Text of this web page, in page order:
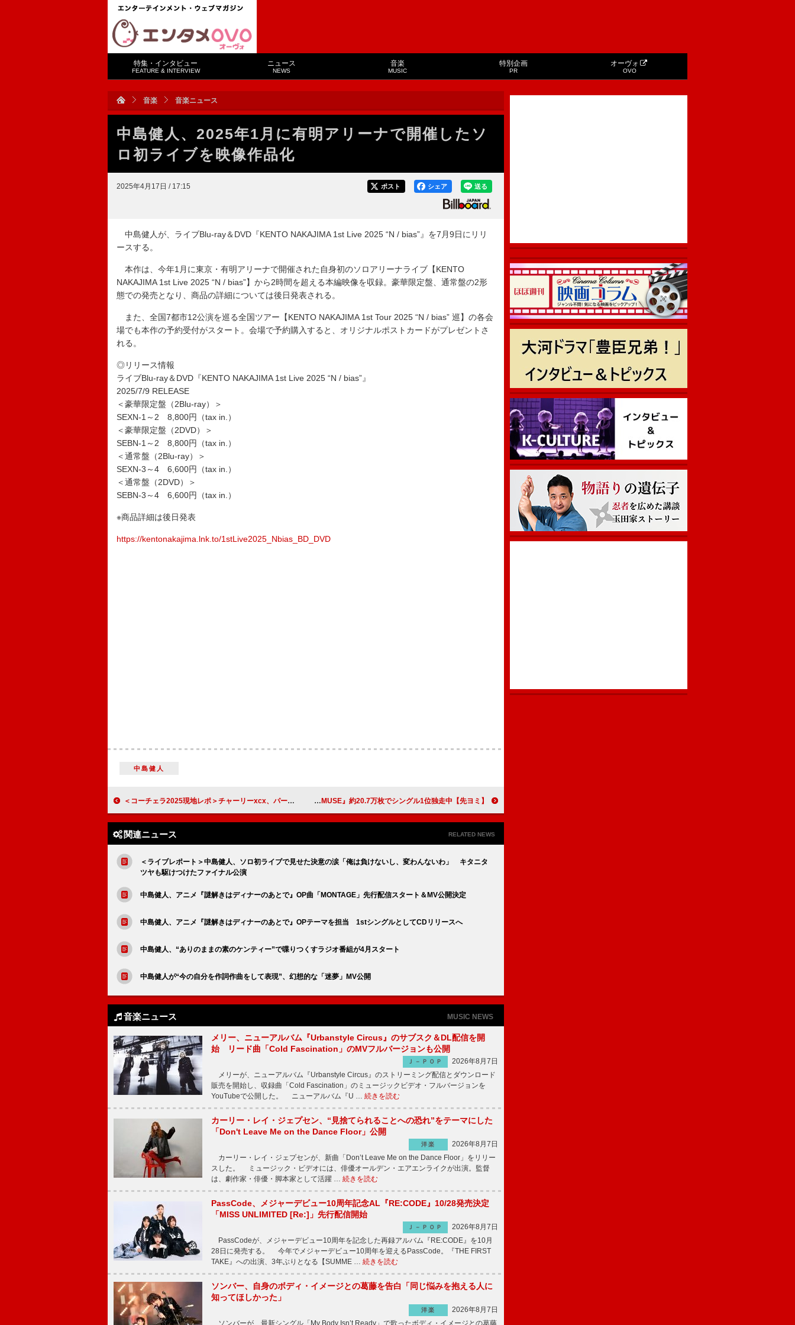
特集・インタビュー
FEATURE & INTERVIEW
ニュース
NEWS
音楽
MUSIC
特別企画
PR
オーヴォ
OVO
音楽 音楽ニュース
中島健人、2025年1月に有明アリーナで開催したソ
ロ初ライブを映像作品化
2025年4月17日 / 17:15 送る
シェア
ポスト
中島健人が、ライブBlu-ray＆DVD『KENTO NAKAJIMA 1st Live 2025 “N / bias”』を7月9日にリリ
ースする。
本作は、今年1月に東京・有明アリーナで開催された自身初のソロアリーナライブ【KENTO
NAKAJIMA 1st Live 2025 “N / bias”】から2時間を超える本編映像を収録。豪華限定盤、通常盤の2形
態での発売となり、商品の詳細については後日発表される。
また、全国7都市12公演を巡る全国ツアー【KENTO NAKAJIMA 1st Tour 2025 “N / bias” 巡】の各会
場でも本作の予約受付がスタート。会場で予約購入すると、オリジナルポストカードがプレゼントさ
れる。
◎リリース情報
ライブBlu-ray＆DVD『KENTO NAKAJIMA 1st Live 2025 “N / bias”』
2025/7/9 RELEASE
＜豪華限定盤（2Blu-ray）＞
SEXN-1～2 8,800円（tax in.）
＜豪華限定盤（2DVD）＞
SEBN-1～2 8,800円（tax in.）
＜通常盤（2Blu-ray）＞
SEXN-3～4 6,600円（tax in.）
＜通常盤（2DVD）＞
SEBN-3～4 6,600円（tax in.）
※商品詳細は後日発表
https://kentonakajima.lnk.to/1stLive2025_Nbias_BD_DVD
中島健人
＜コーチェラ2025現地レポ＞チャーリーxcx、パーティー・ガール全開な完全燃焼の50分 【先ヨミ】ME:I『MUSE』約20.7万枚でシングル1位独走中
関連ニュース RELATED NEWS
＜ライブレポート＞中島健人、ソロ初ライブで見せた決意の涙「俺は負けないし、変わんないわ」 キタニタ
ツヤも駆けつけたファイナル公演
中島健人、アニメ『謎解きはディナーのあとで』OP曲「MONTAGE」先行配信スタート＆MV公開決定
中島健人、アニメ『謎解きはディナーのあとで』OPテーマを担当 1stシングルとしてCDリリースへ
中島健人、“ありのままの素のケンティー”で喋りつくすラジオ番組が4月スタート
中島健人が“今の自分を作詞作曲をして表現”、幻想的な「迷夢」MV公開
音楽ニュース MUSIC NEWS
メリー、ニューアルバム『Urbanstyle Circus』のサブスク＆DL配信を開
始 リード曲「Cold Fascination」のMVフルバージョンも公開
Ｊ－ＰＯＰ
2026年8月7日
メリーが、ニューアルバム『Urbanstyle Circus』のストリーミング配信とダウンロード
販売を開始し、収録曲「Cold Fascination」のミュージックビデオ・フルバージョンを
YouTubeで公開した。 ニューアルバム『U … 続きを読む
カーリー・レイ・ジェプセン、“見捨てられることへの恐れ”をテーマにした
「Don't Leave Me on the Dance Floor」公開
洋楽
2026年8月7日
カーリー・レイ・ジェプセンが、新曲「Don’t Leave Me on the Dance Floor」をリリー
スした。 ミュージック・ビデオには、俳優オールデン・エアエンライクが出演。監督
は、劇作家・俳優・脚本家として活躍 … 続きを読む
PassCode、メジャーデビュー10周年記念AL『RE:CODE』10/28発売決定
「MISS UNLIMITED [Re:]」先行配信開始
Ｊ－ＰＯＰ
2026年8月7日
PassCodeが、メジャーデビュー10周年を記念した再録アルバム『RE:CODE』を10月
28日に発売する。 今年でメジャーデビュー10周年を迎えるPassCode。『THE FIRST
TAKE』への出演、3年ぶりとなる【SUMME … 続きを読む
ソンバー、自身のボディ・イメージとの葛藤を告白「同じ悩みを抱える人に
知ってほしかった」
洋楽
2026年8月7日
ソンバーが、最新シングル「My Body Isn’t Ready」で歌ったボディ・イメージとの葛藤